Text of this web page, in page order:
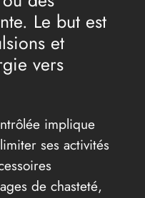
Le but est
et
vers
implique
ses activités
de chasteté,